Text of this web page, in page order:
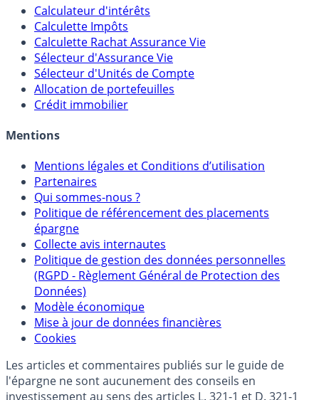
Calculateur d'intérêts
Calculette Impôts
Calculette Rachat Assurance Vie
Sélecteur d'Assurance Vie
Sélecteur d'Unités de Compte
Allocation de portefeuilles
Crédit immobilier
Mentions
Mentions légales et Conditions d’utilisation
Partenaires
Qui sommes-nous ?
Politique de référencement des placements
épargne
Collecte avis internautes
Politique de gestion des données personnelles
(RGPD - Règlement Général de Protection des
Données)
Modèle économique
Mise à jour de données financières
Cookies
Les articles et commentaires publiés sur le guide de
l'épargne ne sont aucunement des conseils en
investissement au sens des articles L. 321-1 et D. 321-1